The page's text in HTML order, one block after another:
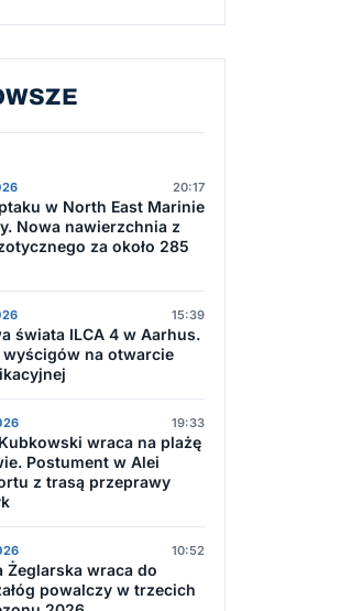
20:17
w North East Marinie
Nowa nawierzchnia z
za około 285
15:39
świata ILCA 4 w Aarhus.
wyścigów na otwarcie
19:33
wraca na plażę
Postument w Alei
z trasą przeprawy
10:52
Żeglarska wraca do
powalczy w trzecich